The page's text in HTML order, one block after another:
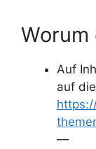
Worum
Auf
auf
—